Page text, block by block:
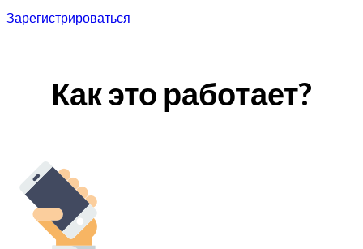
Зарегистрироваться
Как это работает?